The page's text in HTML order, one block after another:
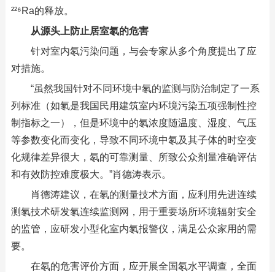
²²⁶Ra的释放。
从源头上防止居室氡的危害
针对室内氡污染问题，与会专家从多个角度提出了应
对措施。
“虽然我国针对不同环境中氡的监测与防治制定了一系
列标准（如氡是我国民用建筑室内环境污染五项强制性控
制指标之一），但是环境中的氡浓度随温度、湿度、气压
等参数变化而变化，导致不同环境中氡及其子体的时空变
化规律差异很大，氡的可靠测量、所致公众剂量准确评估
和有效防控难度极大。”肖德涛表示。
肖德涛建议，在氡的测量技术方面，应利用先进连续
测氡技术研发氡连续监测网，用于重要场所环境辐射安全
的监管，应研发小型化室内氡报警仪，满足公众家用的需
要。
在氡的危害评价方面，应开展全国氡水平调查，全面